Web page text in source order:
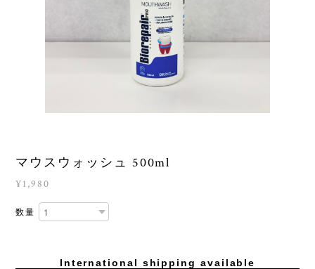
マウスウォッシュ 500ml
¥1,980
数量
International shipping available